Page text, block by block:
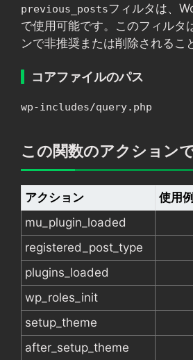
previous_postsフィルタは、
で使用可能です。このフィルタ
ンで非推奨または削除されるこ
コアファイルのパス
wp-includes/query.php
この関数のアクション
アクション
使用例
mu_plugin_loaded
registered_post_type
plugins_loaded
wp_roles_init
setup_theme
after_setup_theme